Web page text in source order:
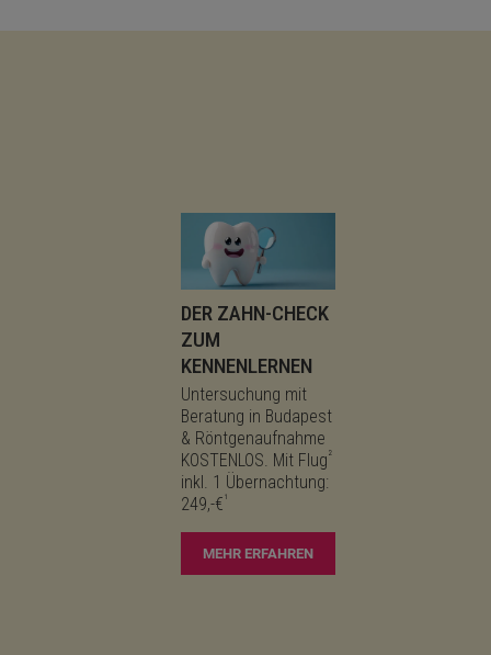
DER ZAHN-CHECK
ZUM
KENNENLERNEN
Untersuchung mit
Beratung in Budapest
& Röntgenaufnahme
KOSTENLOS. Mit Flug²
inkl. 1 Übernachtung:
249,-€¹
MEHR ERFAHREN